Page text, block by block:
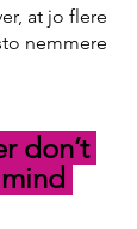
at jo flere
nemmere
don’t